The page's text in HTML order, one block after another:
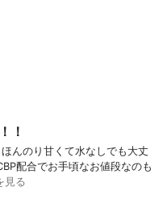
！
んのり甘くて水なしでも大丈
配合でお手頃なお値段なのも
見る